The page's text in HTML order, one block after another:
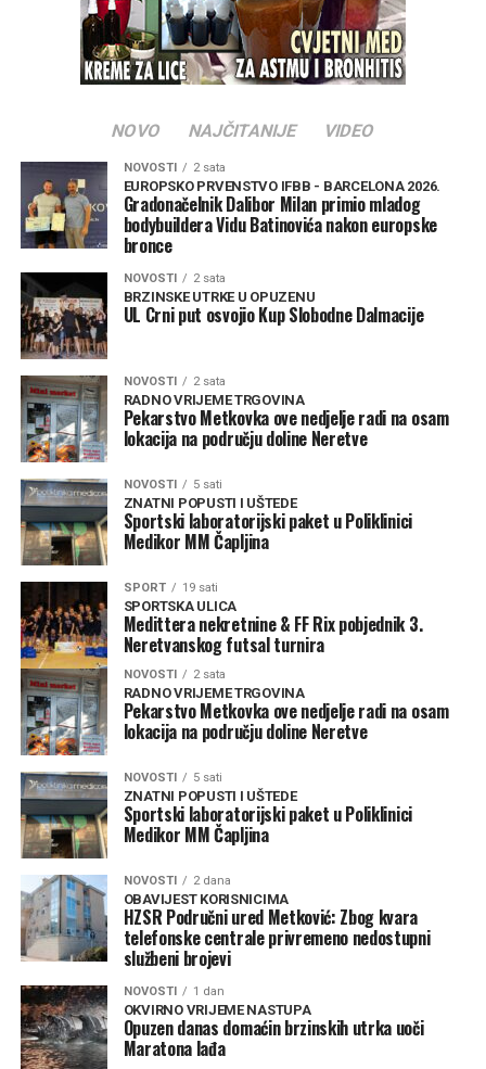
NOVO NAJČITANIJE VIDEO
NOVOSTI 2 sata
EUROPSKO PRVENSTVO IFBB - BARCELONA 2026.
Gradonačelnik Dalibor Milan primio mladog
bodybuildera Vidu Batinovića nakon europske
bronce
NOVOSTI 2 sata
BRZINSKE UTRKE U OPUZENU
UL Crni put osvojio Kup Slobodne Dalmacije
NOVOSTI 2 sata
RADNO VRIJEME TRGOVINA
Pekarstvo Metkovka ove nedjelje radi na osam
lokacija na području doline Neretve
NOVOSTI 5 sati
ZNATNI POPUSTI I UŠTEDE
Sportski laboratorijski paket u Poliklinici
Medikor MM Čapljina
SPORT 19 sati
SPORTSKA ULICA
Medittera nekretnine & FF Rix pobjednik 3.
Neretvanskog futsal turnira
NOVOSTI 2 sata
RADNO VRIJEME TRGOVINA
Pekarstvo Metkovka ove nedjelje radi na osam
lokacija na području doline Neretve
NOVOSTI 5 sati
ZNATNI POPUSTI I UŠTEDE
Sportski laboratorijski paket u Poliklinici
Medikor MM Čapljina
NOVOSTI 2 dana
OBAVIJEST KORISNICIMA
HZSR Područni ured Metković: Zbog kvara
telefonske centrale privremeno nedostupni
službeni brojevi
NOVOSTI 1 dan
OKVIRNO VRIJEME NASTUPA
Opuzen danas domaćin brzinskih utrka uoči
Maratona lađa